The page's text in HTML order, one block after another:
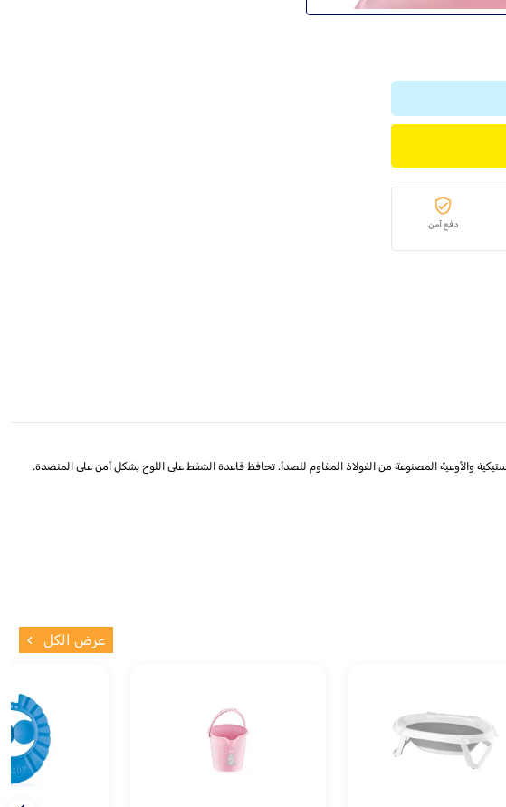
دفع آمن
والأوعية المصنوعة من الفولاذ المقاوم للصدأ. تحافظ قاعدة الشفط على اللوح بشكل آمن على المنضدة.
عرض الكل